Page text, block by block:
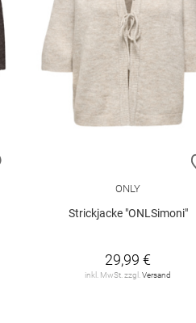
ZUR WUNSCHLISTE HINZUFÜGEN
ONLY
Strickjacke "ONLSimoni"
29,99 €
inkl. MwSt. zzgl.Versand